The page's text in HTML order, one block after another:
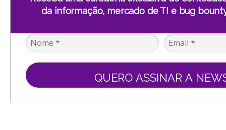
da informação, mercado de TI e bug
QUERO ASSINAR A